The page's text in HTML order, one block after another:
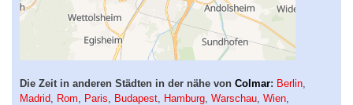
Die Zeit in anderen Städten in der nähe von Colmar: Berlin
Madrid
Rom Paris Budapest Hamburg Warschau Wien